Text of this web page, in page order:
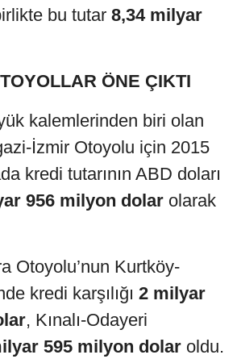
bu tutar 8,34 milyar
ÖNE ÇIKTI
kalemlerinden biri olan
İzmir Otoyolu için 2015
kredi tutarının ABD doları
956 milyon dolar olarak
Otoyolu’nun Kurtköy-
kredi karşılığı 2 milyar
, Kınalı-Odayeri
595 milyon dolar oldu.